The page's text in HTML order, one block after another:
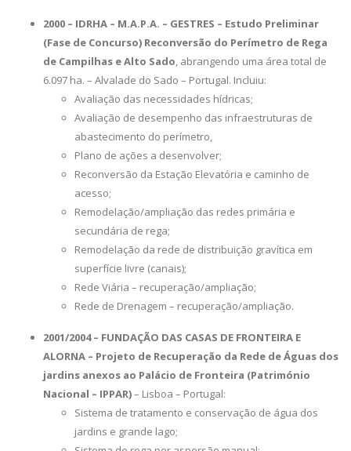
2000 – IDRHA – M.A.P.A. – GESTRES – Estudo Preliminar
(Fase de Concurso) Reconversão do Perímetro de Rega
de Campilhas e Alto Sado, abrangendo uma área total de
6.097 ha. – Alvalade do Sado – Portugal. Incluiu:
Avaliação das necessidades hídricas;
Avaliação de desempenho das infraestruturas de
abastecimento do perímetro,
Plano de ações a desenvolver;
Reconversão da Estação Elevatória e caminho de
acesso;
Remodelação/ampliação das redes primária e
secundária de rega;
Remodelação da rede de distribuição gravítica em
superfície livre (canais);
Rede Viária – recuperação/ampliação;
Rede de Drenagem – recuperação/ampliação.
2001/2004 – FUNDAÇÃO DAS CASAS DE FRONTEIRA E
ALORNA – Projeto de Recuperação da Rede de Águas dos
jardins anexos ao Palácio de Fronteira (Património
Nacional – IPPAR)– Lisboa – Portugal:
Sistema de tratamento e conservação de água dos
jardins e grande lago;